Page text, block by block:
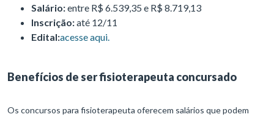
Salário:entre R$ 6.539,35 e R$ 8.719,13
Inscrição:até 12/11
Edital:acesse aqui.
Benefícios de ser fisioterapeuta concursado
Os concursos para fisioterapeuta oferecem salários que podem